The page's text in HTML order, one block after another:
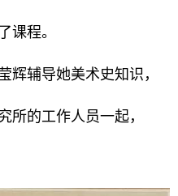
程。
辅导她美术史知识，
的工作人员一起，